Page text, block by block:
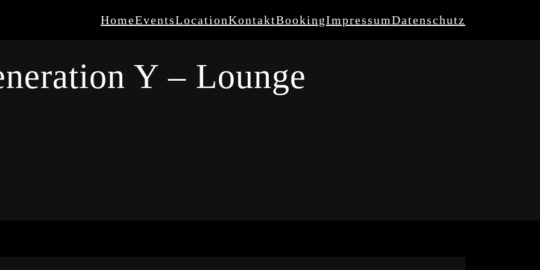
HomeEventsLocationKontaktBookingImpressumDatenschutz
Y – Lounge